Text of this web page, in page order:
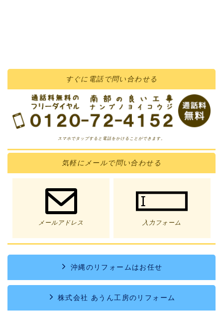
すぐに 電話で問い合わせる
スマホでタップすると電話をかけることができます。
気軽に メールで問い合わせる
メールアドレス 入力フォーム
沖縄のリフォームはお任せ
株式会社 あうん工房のリフォーム